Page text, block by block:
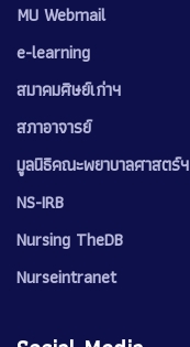
MU Webmail
e-learning
สมาคมศิษย์เก่าฯ
สภาอาจารย์
มูลนิธิคณะพยาบาลศาสตร์ฯ
NS-IRB
Nursing TheDB
Nurseintranet